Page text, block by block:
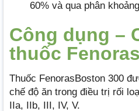
60% và qua phân
Công dụng –
thuốc
Thuốc FenorasBoston 300
chế độ ăn trong điều trị rối
IIa, IIb, III, IV, V.